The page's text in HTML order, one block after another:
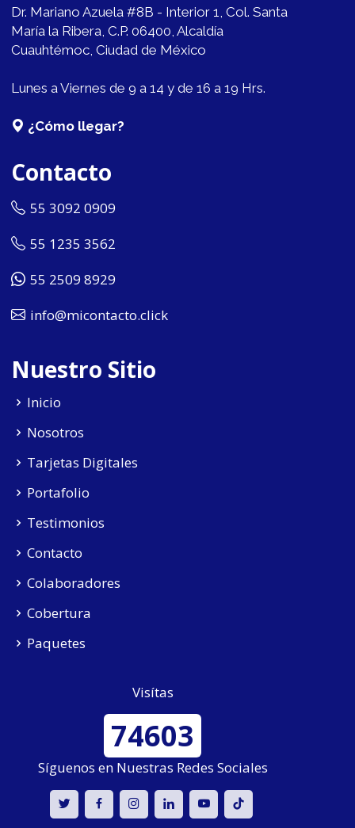
Dr. Mariano Azuela #8B - Interior 1, Col. Santa
María la Ribera, C.P. 06400, Alcaldía
Cuauhtémoc, Ciudad de México
Lunes a Viernes de 9 a 14 y de 16 a 19 Hrs.
¿Cómo llegar?
Contacto
55 3092 0909
55 1235 3562
55 2509 8929
info@micontacto.click
Nuestro Sitio
Inicio
Nosotros
Tarjetas Digitales
Portafolio
Testimonios
Contacto
Colaboradores
Cobertura
Paquetes
Visítas
74603
Síguenos en Nuestras Redes Sociales